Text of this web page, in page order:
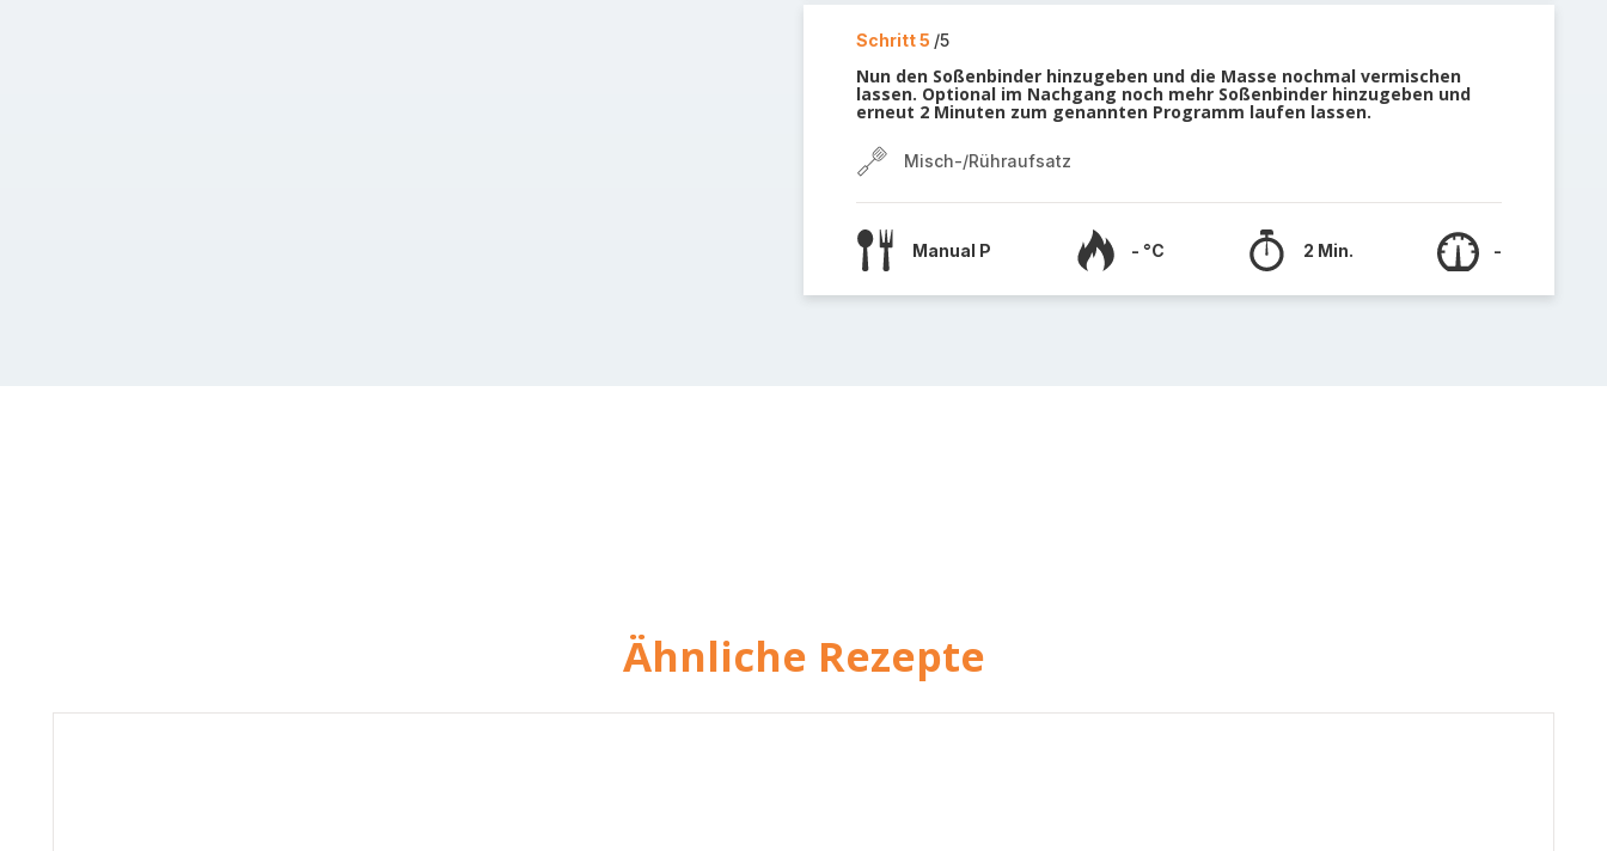
Schritt 5 /5
Nun den Soßenbinder hinzugeben und die Masse nochmal vermischen
lassen. Optional im Nachgang noch mehr Soßenbinder hinzugeben und
erneut 2 Minuten zum genannten Programm laufen lassen.
Misch-/Rühraufsatz
Manual P - °C 2 Min. -
Ähnliche Rezepte